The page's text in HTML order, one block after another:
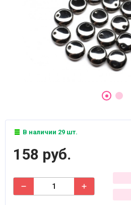
В наличии 29 шт.
158 руб.